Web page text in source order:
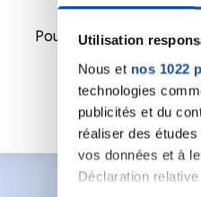
Utilisation
Nous et nos 1022
technologies
publicités et du
réaliser des
vos données et à
Déclaration
Pour écrire un